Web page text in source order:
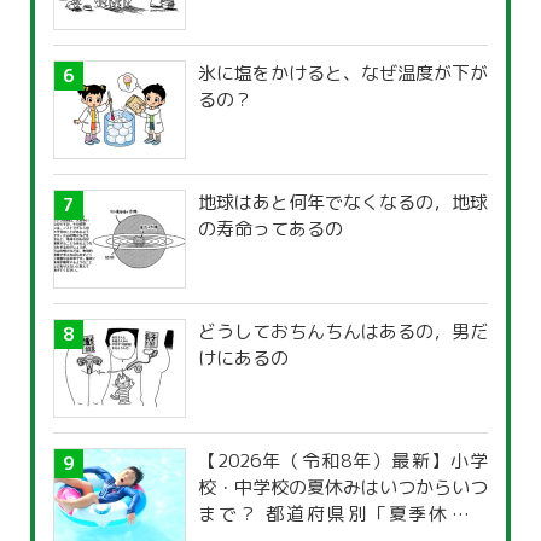
氷に塩をかけると、なぜ温度が下が
るの？
地球はあと何年でなくなるの，地球
の寿命ってあるの
どうしておちんちんはあるの，男だ
けにあるの
【2026年（令和8年）最新】小学
校・中学校の夏休みはいつからいつ
まで？ 都道府県別「夏季休暇一